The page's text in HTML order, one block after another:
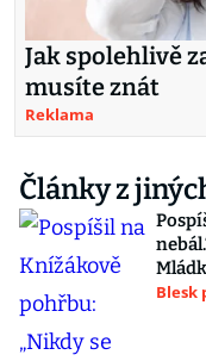
Jak spolehlivě
musíte znát
Reklama
Články z
Blesk